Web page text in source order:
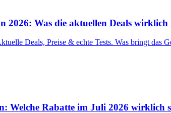
2026: Was die aktuellen Deals wirklich
Deals, Preise & echte Tests. Was bringt das
Welche Rabatte im Juli 2026 wirklich